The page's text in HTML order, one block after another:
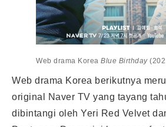
Web drama Korea Blue Birthday
Web drama Korea berikutnya
original Naver TV yang tayang
dibintangi oleh Yeri Red Velvet